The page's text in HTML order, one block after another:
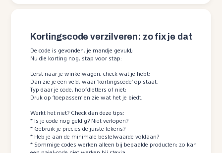
Kortingscode verzilveren: zo fix je dat
De code is gevonden, je mandje gevuld;
Nu die korting nog, stap voor stap:
Eerst naar je winkelwagen, check wat je hebt;
Dan zie je een veld, waar ‘kortingscode’ op staat.
Typ daar je code, hoofdletters of niet;
Druk op ’toepassen’ en zie wat het je biedt.
Werkt het niet? Check dan deze tips:
* Is je code nog geldig? Niet verlopen?
* Gebruik je precies de juiste tekens?
* Heb je aan de minimale bestelwaarde voldaan?
* Sommige codes werken alleen bij bepaalde producten; zo kan